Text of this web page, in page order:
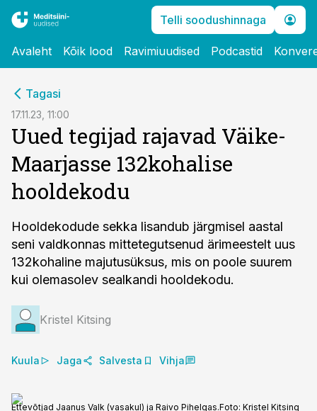
Telli soodushinnaga
Avaleht Kõik lood Ravimiuudised Podcastid
Tagasi
17.11.23, 11:00
Uued tegijad rajavad Väike-
Maarjasse 132kohalise
hooldekodu
Hooldekodude sekka lisandub järgmisel aastal
seni valdkonnas mittetegutsenud ärimeestelt uus
132kohaline majutusüksus, mis on poole suurem
kui olemasolev sealkandi hooldekodu.
Kristel Kitsing
Kuula Jaga Salvesta Vihja
Ettevõtjad Jaanus Valk (vasakul) ja Raivo Pihelgas.Foto: Kristel Kitsing